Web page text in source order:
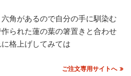
角があるので自分の手に馴染む
られた蓮の葉の箸置きと合わせ
格上げしてみては
ご注文専用サイトへ